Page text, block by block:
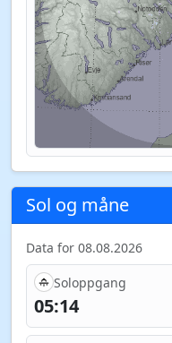
Sol og måne
Data for 08.08.2026
Soloppgang
05:14